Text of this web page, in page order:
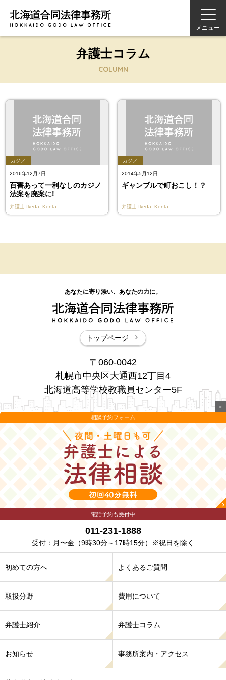
メニュー
弁護士コラム
COLUMN
カジノ
2016年12月7日
百害あって一利なしのカジノ
法案を廃案に!
弁護士 Ikeda_Kenta
カジノ
2014年5月12日
ギャンブルで町おこし！？
弁護士 Ikeda_Kenta
あなたに寄り添い、あなたの力に。
トップページ
〒060-0042
札幌市中央区大通西12丁目4
北海道高等学校教職員センター5F
相談予約フォーム
×
電話予約も受付中
011-231-1888
受付：月〜金 （9時30分～17時15分）※祝日を除く
初めての方へ よくあるご質問
取扱分野 費用について
弁護士紹介 弁護士コラム
お知らせ 事務所案内・アクセス